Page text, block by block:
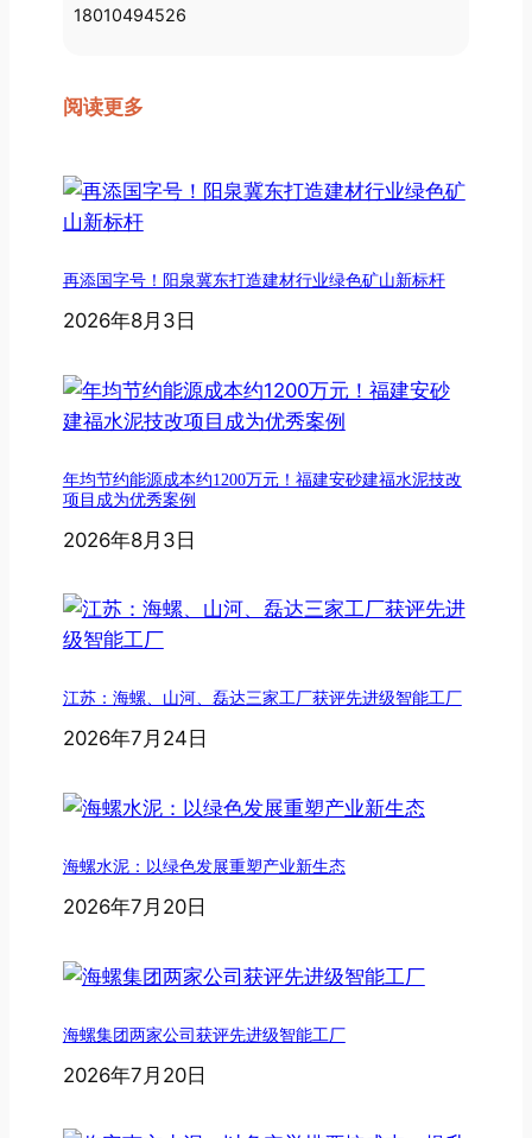
18010494526
阅读更多
再添国字号！阳泉冀东打造建材行业绿色矿山新标杆
2026年8月3日
年均节约能源成本约1200万元！福建安砂建福水泥技改
项目成为优秀案例
2026年8月3日
江苏：海螺、山河、磊达三家工厂获评先进级智能工厂
2026年7月24日
海螺水泥：以绿色发展重塑产业新生态
2026年7月20日
海螺集团两家公司获评先进级智能工厂
2026年7月20日